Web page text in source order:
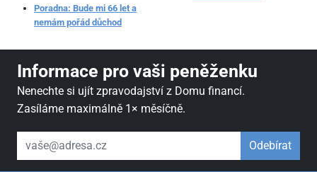
Poradna: Bude mi 66 let a
nemám pořád důchod
Informace pro vaši peněženku
Nenechte si ujít zpravodajství z Domu financí.
Zasíláme maximálně 1× měsíčně.
váš email Odebírat